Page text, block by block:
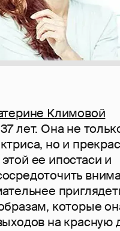
Климовой
лет. Она не
но и
ее ипостаси и
которые
на красную